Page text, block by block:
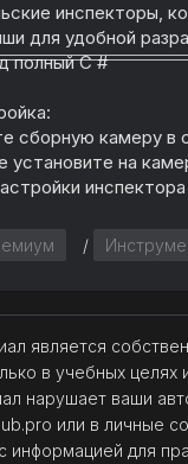
инспекторы,
для удобной
полный C #
сборную камеру в
установите на
/
является
в учебных целях
нарушает ваши
или в личные
информацией для